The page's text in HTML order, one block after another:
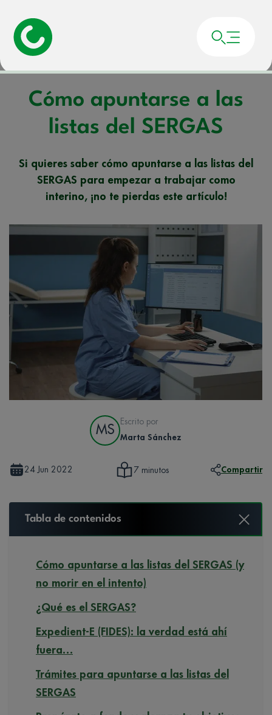
Portada»
Cómo apuntarse a las
listas del SERGAS
Si quieres saber cómo apuntarse a las listas del
SERGAS para empezar a trabajar como
interino, ¡no te pierdas este artículo!
MS
Escrito por
Marta Sánchez
24 Jun 2022 7 minutos Compartir
Tabla de contenidos
Cómo apuntarse a las listas del SERGAS (y
no morir en el intento)
¿Qué es el SERGAS?
Expedient-E (FIDES): la verdad está ahí
fuera…
Trámites para apuntarse a las listas del
SERGAS